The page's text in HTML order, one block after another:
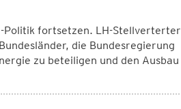
fortsetzen. LH-Stellverterter
die Bundesregierung
zu beteiligen und den Ausbau